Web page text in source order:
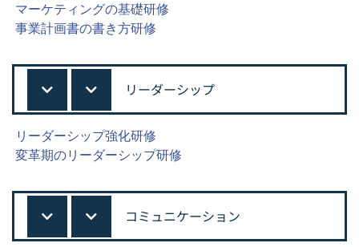
マーケティングの基礎研修
事業計画書の書き方研修
リーダーシップ
リーダーシップ強化研修
変革期のリーダーシップ研修
コミュニケーション